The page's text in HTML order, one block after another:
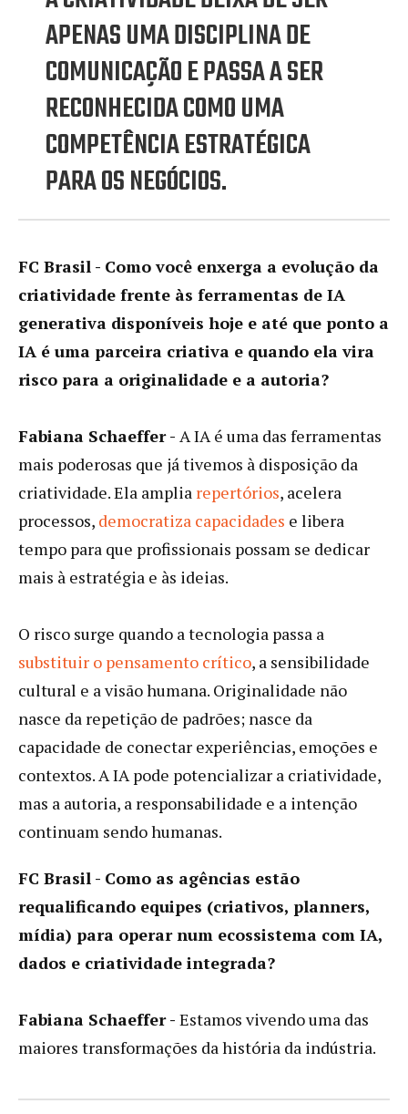
APENAS UMA DISCIPLINA DE
COMUNICAÇÃO E PASSA A SER
RECONHECIDA COMO UMA
COMPETÊNCIA ESTRATÉGICA
PARA OS NEGÓCIOS.
FC Brasil - Como você enxerga a evolução da
criatividade frente às ferramentas de IA
generativa disponíveis hoje e até que ponto a
IA é uma parceira criativa e quando ela vira
risco para a originalidade e a autoria?
Fabiana Schaeffer - A IA é uma das ferramentas
mais poderosas que já tivemos à disposição da
criatividade. Ela amplia repertórios, acelera
processos, democratiza capacidades e libera
tempo para que profissionais possam se dedicar
mais à estratégia e às ideias.
O risco surge quando a tecnologia passa a
substituir o pensamento crítico, a sensibilidade
cultural e a visão humana. Originalidade não
nasce da repetição de padrões; nasce da
capacidade de conectar experiências, emoções e
contextos. A IA pode potencializar a criatividade,
mas a autoria, a responsabilidade e a intenção
continuam sendo humanas.
FC Brasil - Como as agências estão
requalificando equipes (criativos, planners,
mídia) para operar num ecossistema com IA,
dados e criatividade integrada?
Fabiana Schaeffer - Estamos vivendo uma das
maiores transformações da história da indústria.